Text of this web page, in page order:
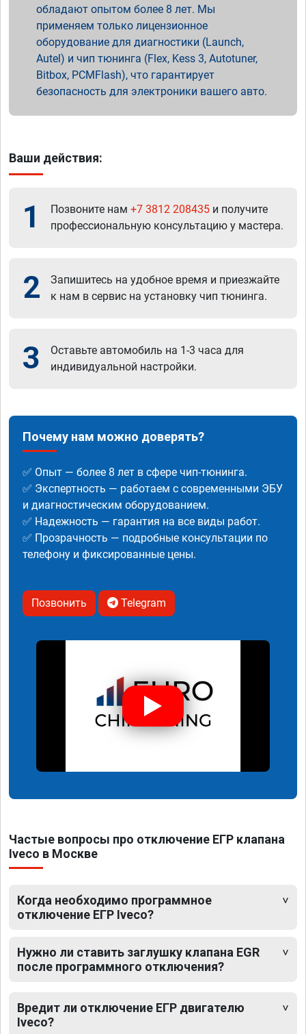
обладают опытом более 8 лет. Мы
применяем только лицензионное
оборудование для диагностики (Launch,
Autel) и чип тюнинга (Flex, Kess 3, Autotuner,
Bitbox, PCMFlash), что гарантирует
безопасность для электроники вашего авто.
Ваши действия:
1 Позвоните нам +7 3812 208435 и получите
профессиональную консультацию у мастера.
2
Запишитесь на удобное время и приезжайте
к нам в сервис на установку чип тюнинга.
3
Оставьте автомобиль на 1-3 часа для
индивидуальной настройки.
Почему нам можно доверять?
✅ Опыт — более 8 лет в сфере чип-тюнинга.
✅ Экспертность — работаем с современными ЭБУ
и диагностическим оборудованием.
✅ Надежность — гарантия на все виды работ.
✅ Прозрачность — подробные консультации по
телефону и фиксированные цены.
Позвонить Telegram
Частые вопросы про отключение ЕГР клапана
Iveco в Москве
Когда необходимо программное
отключение ЕГР Iveco?
Нужно ли ставить заглушку клапана EGR
после программного отключения?
Вредит ли отключение ЕГР двигателю
Iveco?